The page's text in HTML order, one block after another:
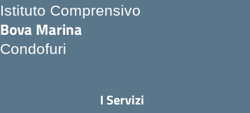
Istituto Comprensivo
Bova Marina
Condofuri
I Servizi